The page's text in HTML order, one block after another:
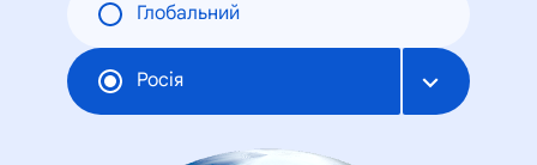
Глобальний
Росія